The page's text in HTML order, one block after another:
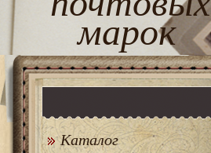
марок
Каталог